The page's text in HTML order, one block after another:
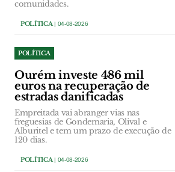
comunidades.
POLÍTICA| 04-08-2026
POLÍTICA
Ourém investe 486 mil
euros na recuperação de
estradas danificadas
Empreitada vai abranger vias nas
freguesias de Gondemaria, Olival e
Alburitel e tem um prazo de execução de
120 dias.
POLÍTICA| 04-08-2026